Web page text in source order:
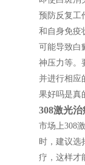
预防反复工
和自身免疫
可能导致白
神压力等。
并进行相应
果好吗是真
308激光
市场上308
时，建议选
疗，这样才